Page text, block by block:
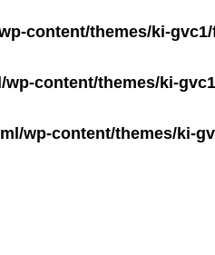
content/themes/ki-
content/themes/ki-
wp-content/themes/ki-